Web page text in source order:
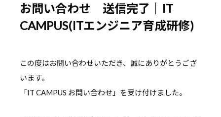
お問い合わせ 送信完了｜IT
CAMPUS(ITエンジニア育成研修)
この度はお問い合わせいただき、誠にありがとうござ
います。
「IT CAMPUS お問い合わせ」を受け付けました。